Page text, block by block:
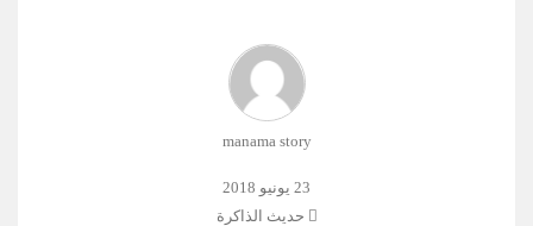
manama story
23 يونيو 2018
حديث الذاكرة